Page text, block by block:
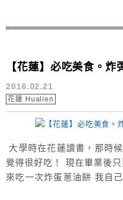
【花蓮】必吃美食。
2016.02.21
花蓮 Hualien
大學時在花蓮讀書，那時
覺得很好吃！ 現在畢業後
來吃一次炸蛋蔥油餅 我自